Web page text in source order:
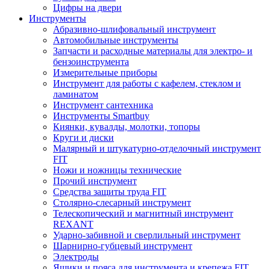
Цифры на двери
Инструменты
Абразивно-шлифовальный инструмент
Автомобильные инструменты
Запчасти и расходные материалы для электро- и
бензоинструмента
Измерительные приборы
Инструмент для работы с кафелем, стеклом и
ламинатом
Инструмент сантехника
Инструменты Smartbuy
Киянки, кувалды, молотки, топоры
Круги и диски
Малярный и штукатурно-отделочный инструмент
FIT
Ножи и ножницы технические
Прочий инструмент
Средства защиты труда FIT
Столярно-слесарный инструмент
Телескопический и магнитный инструмент
REXANT
Ударно-забивной и сверлильный инструмент
Шарнирно-губцевый инструмент
Электроды